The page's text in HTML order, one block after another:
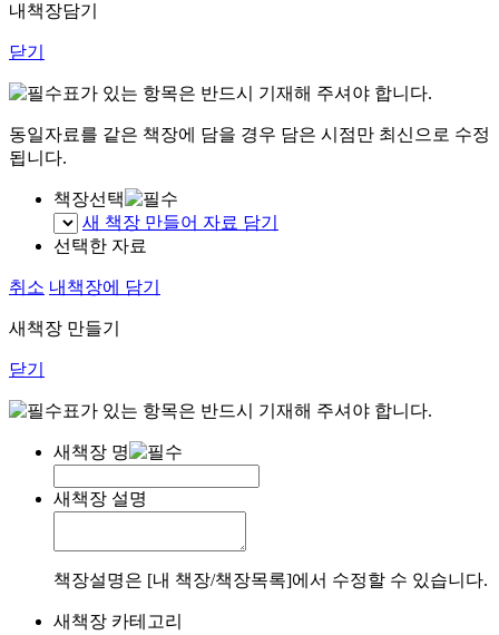
내책장담기
닫기
표가 있는 항목은 반드시 기재해 주셔야 합니다.
동일자료를 같은 책장에 담을 경우 담은 시점만 최신으로 수정
됩니다.
책장선택
새 책장 만들어 자료 담기
선택한 자료
취소 내책장에 담기
새책장 만들기
닫기
표가 있는 항목은 반드시 기재해 주셔야 합니다.
새책장 명
새책장 설명
책장설명은 [내 책장/책장목록]에서 수정할 수 있습니다.
새책장 카테고리